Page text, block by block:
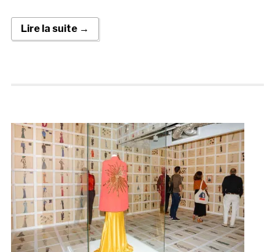
Lire la suite →